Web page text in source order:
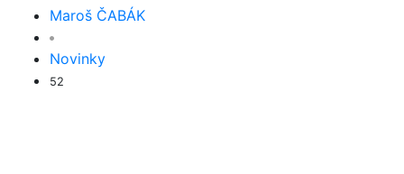
Maroš ČABÁK
Novinky
52